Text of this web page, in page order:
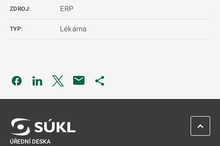
ZDROJ: ERP
TYP: Lékárna
Odkaz se otevře na nové kartě
Odkaz se otevře na nové kartě
Odkaz se otevře na nové kartě
ÚŘEDNÍ DESKA
ZPĚT